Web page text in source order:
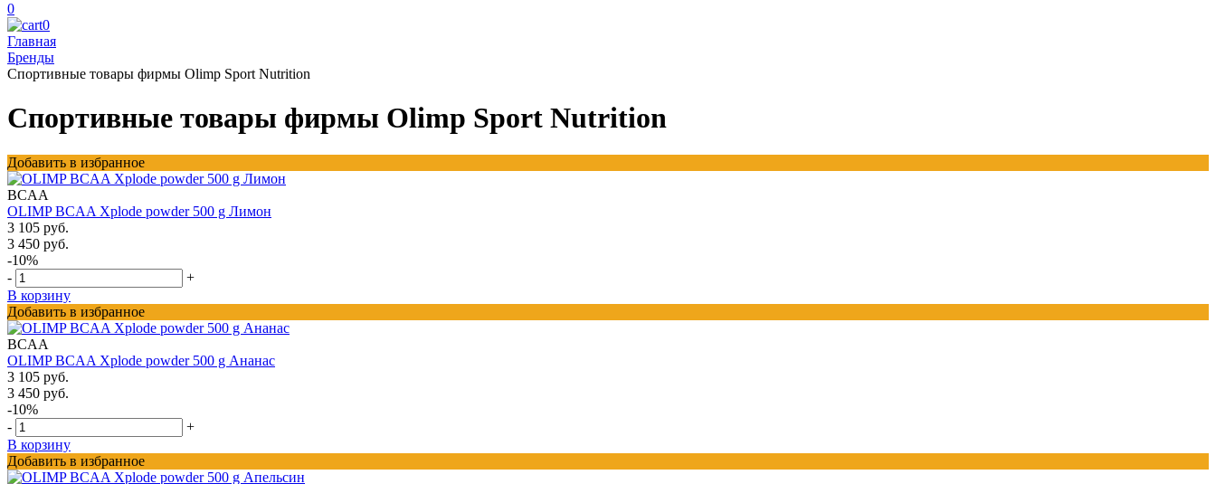
0
0
Главная
Бренды
Спортивные товары фирмы Olimp Sport Nutrition
Спортивные товары фирмы Olimp Sport Nutrition
Добавить в избранное
BCAA
OLIMP BCAA Xplode powder 500 g Лимон
3 105 руб.
3 450 руб.
-10%
-
+
В корзину
Добавить в избранное
BCAA
OLIMP BCAA Xplode powder 500 g Ананас
3 105 руб.
3 450 руб.
-10%
-
+
В корзину
Добавить в избранное